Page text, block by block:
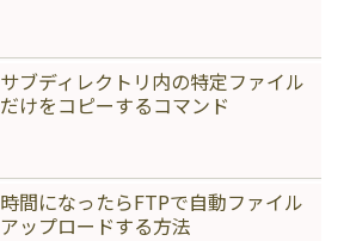
サブディレクトリ内の特定ファイル
だけをコピーするコマンド
時間になったらFTPで自動ファイル
アップロードする方法